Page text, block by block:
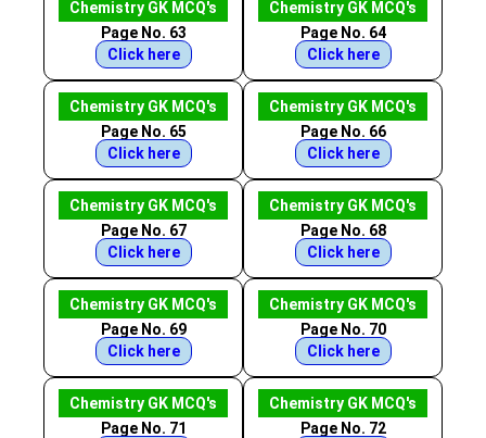
Chemistry GK MCQ's
Page No. 63
Click here
Chemistry GK MCQ's
Page No. 64
Click here
Chemistry GK MCQ's
Page No. 65
Click here
Chemistry GK MCQ's
Page No. 66
Click here
Chemistry GK MCQ's
Page No. 67
Click here
Chemistry GK MCQ's
Page No. 68
Click here
Chemistry GK MCQ's
Page No. 69
Click here
Chemistry GK MCQ's
Page No. 70
Click here
Chemistry GK MCQ's
Page No. 71
Chemistry GK MCQ's
Page No. 72